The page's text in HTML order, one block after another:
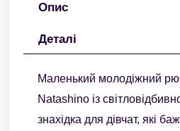
Опис
Деталі
Маленький молодіжний
Natashino із
знахідка для дівчат, які